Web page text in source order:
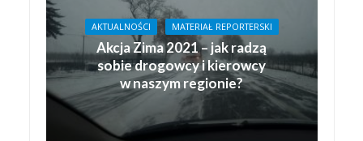
AKTUALNOŚCI MATERIAŁ REPORTERSKI
Akcja Zima 2021 – jak radzą
sobie drogowcy i kierowcy
w naszym regionie?